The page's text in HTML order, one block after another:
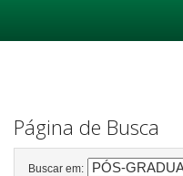
Página de Busca
Buscar em: